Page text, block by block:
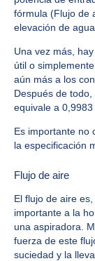
fórmula (Flujo de
elevación de
Una vez más,
útil o
aún más a los
Después de
equivale a
Es importante no
la especificación
Flujo de aire
El flujo de aire
importante a la
una aspiradora.
fuerza de este
suciedad y la